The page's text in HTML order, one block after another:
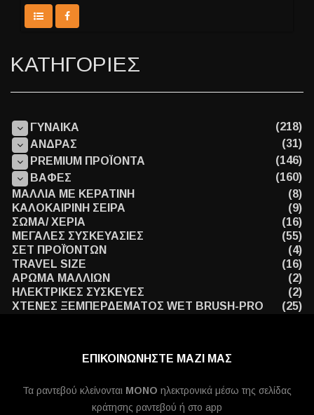
ΚΑΤΗΓΟΡΙΕΣ
ΓΥΝΑΙΚΑ
(218)
ΑΝΔΡΑΣ
(31)
PREMIUM ΠΡΟΪΟΝΤΑ
(146)
ΒΑΦΕΣ
(160)
ΜΑΛΛΙΑ ΜΕ ΚΕΡΑΤΙΝΗ
(8)
ΚΑΛΟΚΑΙΡΙΝΗ ΣΕΙΡΑ
(9)
ΣΩΜΑ/ ΧΕΡΙΑ
(16)
ΜΕΓΑΛΕΣ ΣΥΣΚΕΥΑΣΙΕΣ
(55)
ΣΕΤ ΠΡΟΪΌΝΤΩΝ
(4)
TRAVEL SIZE
(16)
ΑΡΩΜΑ ΜΑΛΛΙΩΝ
(2)
ΗΛΕΚΤΡΙΚΕΣ ΣΥΣΚΕΥΕΣ
(2)
ΧΤΕΝΕΣ ΞΕΜΠΕΡΔΕΜΑΤΟΣ WET BRUSH-PRO
(25)
ΕΠΙΚΟΙΝΩΝΗΣΤΕ ΜΑΖΙ ΜΑΣ
Τα ραντεβού κλείνονται MONO ηλεκτρονικά μέσω της σελίδας
κράτησης ραντεβού ή στο app